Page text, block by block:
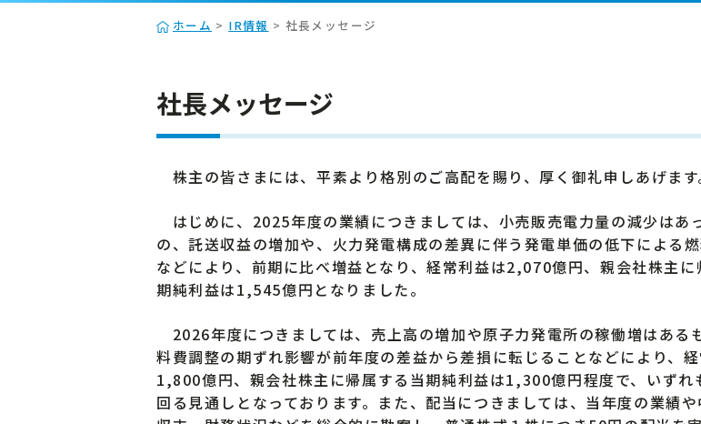
ホーム > IR情報 > 社長メッセージ
社長メッセージ
株主の皆さまには、平素より格別のご高配を賜り、厚く御礼申しあげます
はじめに、2025年度の業績につきましては、小売販売電力量の減少はあ
の、託送収益の増加や、火力発電構成の差異に伴う発電単価の低下による
などにより、前期に比べ増益となり、経常利益は2,070億円、親会社株主に
期純利益は1,545億円となりました。
2026年度につきましては、売上高の増加や原子力発電所の稼働増はある
料費調整の期ずれ影響が前年度の差益から差損に転じることなどにより、
1,800億円、親会社株主に帰属する当期純利益は1,300億円程度で、いずれ
回る見通しとなっております。また、配当につきましては、当年度の業績